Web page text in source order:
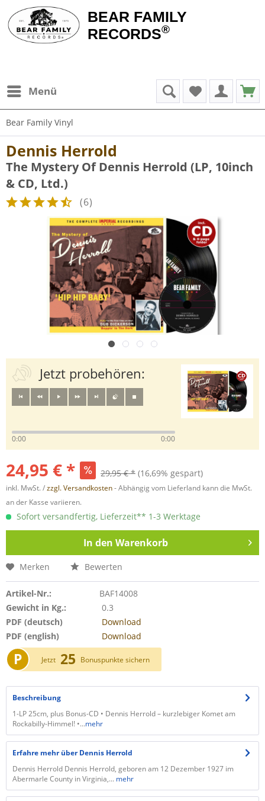
BEAR FAMILY
RECORDS®
Menü
Bear Family Vinyl
Dennis Herrold
The Mystery Of Dennis Herrold (LP, 10inch
& CD, Ltd.)
(6)
Jetzt probehören:
0:00 0:00
24,95 € * 29,95 € * (16,69% gespart)
inkl. MwSt. /zzgl. Versandkosten- Abhängig vom Lieferland kann die MwSt.
an der Kasse variieren.
Sofort versandfertig, Lieferzeit** 1-3 Werktage
In den Warenkorb
Merken Bewerten
Artikel-Nr.:
BAF14008
Gewicht in Kg.:
0.3
PDF (deutsch)
Download
PDF (english)
Download
P Jetzt 25 Bonuspunkte sichern
Beschreibung
​1-LP 25cm, plus Bonus-CD • Dennis Herrold – kurzlebiger Komet am
Rockabilly-Himmel! •...mehr
Erfahre mehr über Dennis Herrold
Dennis Herrold Dennis Herrold, geboren am 12 Dezember 1927 im
Abermarle County in Virginia,... mehr